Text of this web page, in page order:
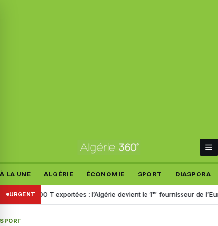
À LA UNE ALGÉRIE ÉCONOMIE SPORT DIASPORA
URGENT
400 T exportées : l’Algérie devient le 1ᵉʳ fournisseur de l’Europe
SPORT